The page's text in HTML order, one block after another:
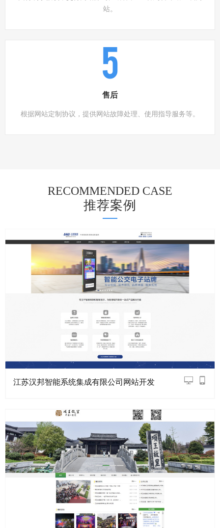
站。
5
售后
根据网站定制协议，提供网站故障处理、使用指导服务等。
RECOMMENDED CASE
推荐案例
江苏汉邦智能系统集成有限公司网站开发